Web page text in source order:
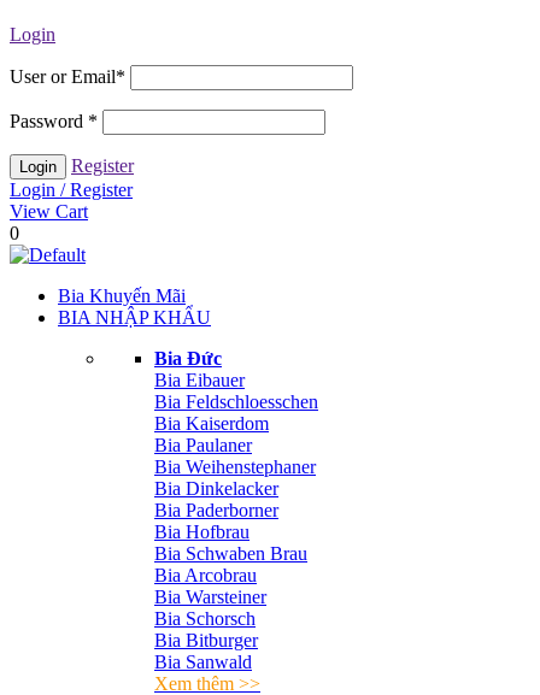
Login
User or Email*
Password *
Register
Login / Register
View Cart
0
Bia Khuyến Mãi
BIA NHẬP KHẨU
Bia Đức
Bia Eibauer
Bia Feldschloesschen
Bia Kaiserdom
Bia Paulaner
Bia Weihenstephaner
Bia Dinkelacker
Bia Paderborner
Bia Hofbrau
Bia Schwaben Brau
Bia Arcobrau
Bia Warsteiner
Bia Schorsch
Bia Bitburger
Bia Sanwald
Xem thêm >>